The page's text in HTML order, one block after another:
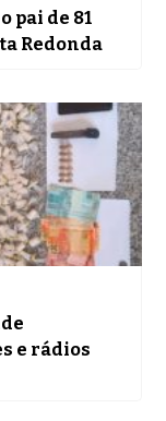
pai de 81
Redonda
e rádios